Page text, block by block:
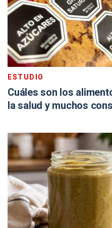
ESTUDIO
Cuáles son los
la salud y muchos